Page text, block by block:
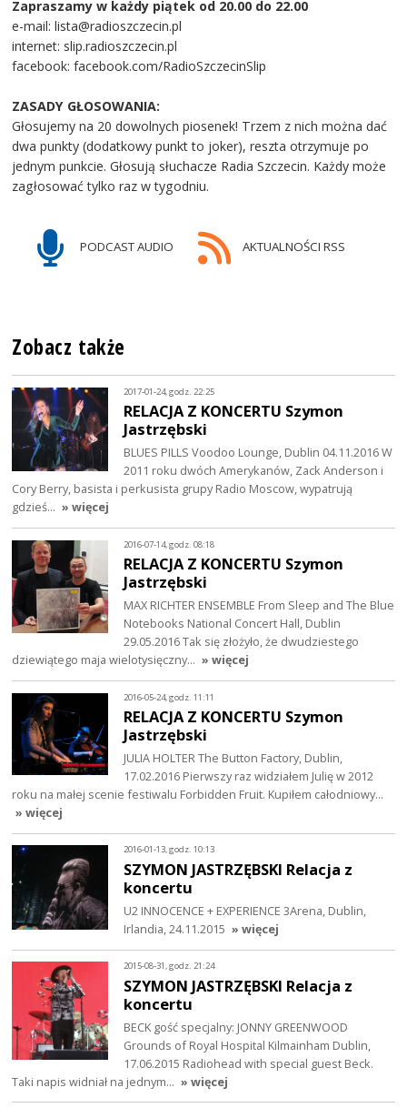
Zapraszamy w każdy piątek od 20.00 do 22.00
e-mail: lista@radioszczecin.pl
internet: slip.radioszczecin.pl
facebook: facebook.com/RadioSzczecinSlip
ZASADY GŁOSOWANIA:
Głosujemy na 20 dowolnych piosenek! Trzem z nich można dać
dwa punkty (dodatkowy punkt to joker), reszta otrzymuje po
jednym punkcie. Głosują słuchacze Radia Szczecin. Każdy może
zagłosować tylko raz w tygodniu.
PODCAST AUDIO AKTUALNOŚCI RSS
Zobacz także
2017-01-24, godz. 22:25
RELACJA Z KONCERTU Szymon
Jastrzębski
BLUES PILLS Voodoo Lounge, Dublin 04.11.2016 W
2011 roku dwóch Amerykanów, Zack Anderson i
Cory Berry, basista i perkusista grupy Radio Moscow, wypatrują
gdzieś… » więcej
2016-07-14, godz. 08:18
RELACJA Z KONCERTU Szymon
Jastrzębski
MAX RICHTER ENSEMBLE From Sleep and The Blue
Notebooks National Concert Hall, Dublin
29.05.2016 Tak się złożyło, że dwudziestego
dziewiątego maja wielotysięczny… » więcej
2016-05-24, godz. 11:11
RELACJA Z KONCERTU Szymon
Jastrzębski
JULIA HOLTER The Button Factory, Dublin,
17.02.2016 Pierwszy raz widziałem Julię w 2012
roku na małej scenie festiwalu Forbidden Fruit. Kupiłem całodniowy…
» więcej
2016-01-13, godz. 10:13
SZYMON JASTRZĘBSKI Relacja z
koncertu
U2 INNOCENCE + EXPERIENCE 3Arena, Dublin,
Irlandia, 24.11.2015 » więcej
2015-08-31, godz. 21:24
SZYMON JASTRZĘBSKI Relacja z
koncertu
BECK gość specjalny: JONNY GREENWOOD
Grounds of Royal Hospital Kilmainham Dublin,
17.06.2015 Radiohead with special guest Beck.
Taki napis widniał na jednym… » więcej